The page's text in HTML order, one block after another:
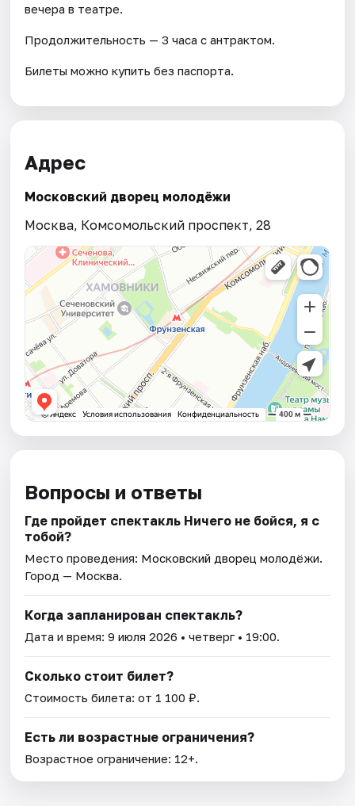
вечера в театре.
Продолжительность — 3 часа с антрактом.
Билеты можно купить без паспорта.
Адрес
Московский дворец молодёжи
Москва, Комсомольский проспект, 28
Вопросы и ответы
Где пройдет спектакль Ничего не бойся, я с
тобой?
Место проведения: Московский дворец молодёжи.
Город — Москва.
Когда запланирован спектакль?
Дата и время:9 июля 2026 • четверг • 19:00.
Сколько стоит билет?
Стоимость билета: от 1 100 ₽.
Есть ли возрастные ограничения?
Возрастное ограничение: 12+.